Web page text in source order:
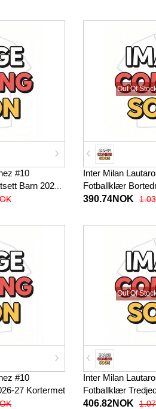
#10
Barn 2026-
Out Of
Inter Milan
Fotballklær
Kortermet (+
390.74NOK
#10
27 Kortermet
Out Of
Inter Milan
Fotballklær
Kortermet
406.82NOK